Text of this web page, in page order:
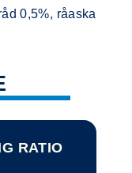
0,5%, råaska
RATIO